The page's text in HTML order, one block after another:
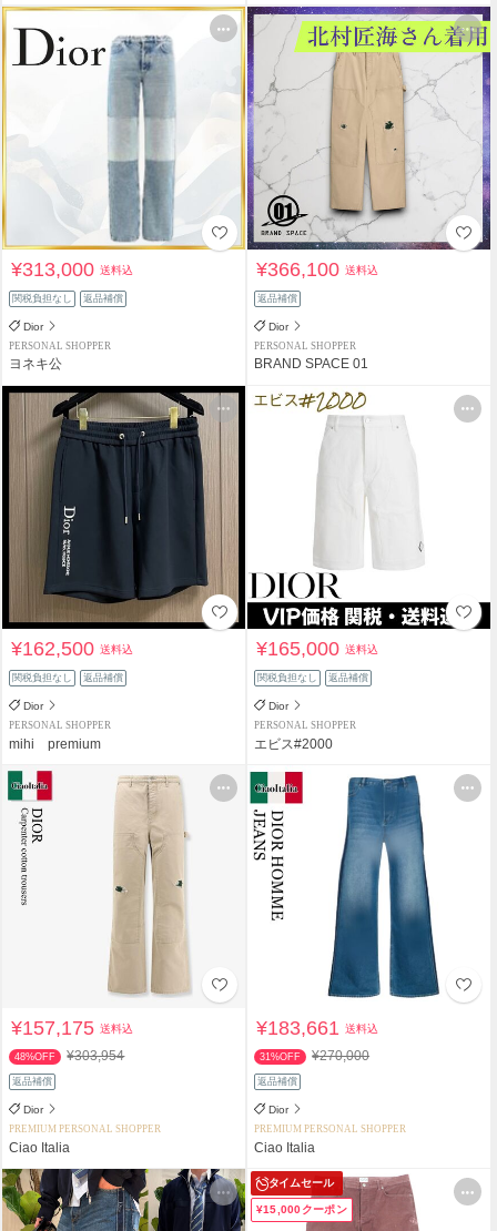
¥313,000送料込
関税負担なし 返品補償
Dior
PERSONAL SHOPPER
ヨネキ公
¥366,100送料込
返品補償
Dior
PERSONAL SHOPPER
BRAND SPACE 01
¥162,500送料込
関税負担なし 返品補償
Dior
PERSONAL SHOPPER
mihi premium
¥165,000送料込
関税負担なし 返品補償
Dior
PERSONAL SHOPPER
エビス#2000
¥157,175送料込
48%OFF ¥303,954
返品補償
Dior
PREMIUM PERSONAL SHOPPER
Ciao Italia
¥183,661送料込
31%OFF ¥270,000
返品補償
Dior
PREMIUM PERSONAL SHOPPER
Ciao Italia
タイムセール
¥15,000クーポン